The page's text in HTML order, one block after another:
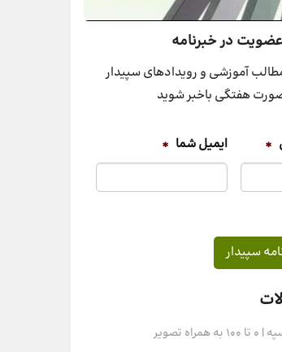
عضویت در خبرنامه
آموزشی و رویدادهای سپیدار
هفتگی باخبر شوید
* ایمیل شما *
تصویر